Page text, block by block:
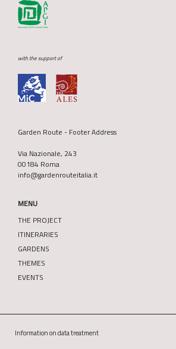
with the support of
Garden Route - Footer Address
Via Nazionale, 243
00184 Roma
info@gardenrouteitalia.it
MENU
THE PROJECT
ITINERARIES
GARDENS
THEMES
EVENTS
Information on data treatment